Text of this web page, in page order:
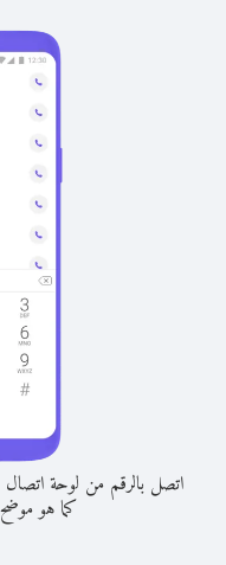
اتصل بالرقم من لوحة اتصال
كما هو